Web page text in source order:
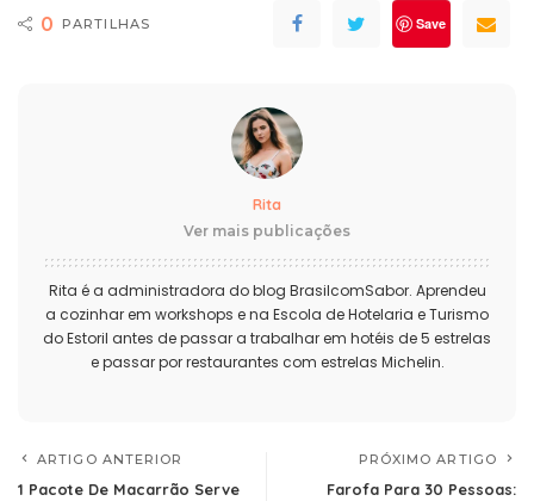
0 PARTILHAS Save
Rita
Ver mais publicações
Rita é a administradora do blog BrasilcomSabor. Aprendeu
a cozinhar em workshops e na Escola de Hotelaria e Turismo
do Estoril antes de passar a trabalhar em hotéis de 5 estrelas
e passar por restaurantes com estrelas Michelin.
ARTIGO ANTERIOR
1 Pacote De Macarrão Serve
PRÓXIMO ARTIGO
Farofa Para 30 Pessoas: